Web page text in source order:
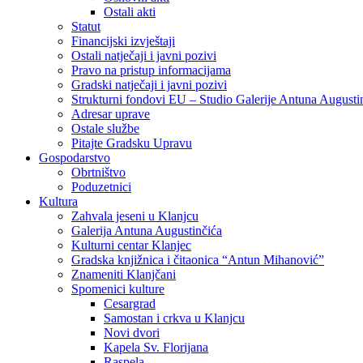
Ostali akti
Statut
Financijski izvještaji
Ostali natječaji i javni pozivi
Pravo na pristup informacijama
Gradski natječaji i javni pozivi
Strukturni fondovi EU – Studio Galerije Antuna
Adresar uprave
Ostale službe
Pitajte Gradsku Upravu
Gospodarstvo
Obrtništvo
Poduzetnici
Kultura
Zahvala jeseni u Klanjcu
Galerija Antuna Augustinčića
Kulturni centar Klanjec
Gradska knjižnica i čitaonica “Antun Mihanović”
Znameniti Klanjčani
Spomenici kulture
Cesargrad
Samostan i crkva u Klanjcu
Novi dvori
Kapela Sv. Florijana